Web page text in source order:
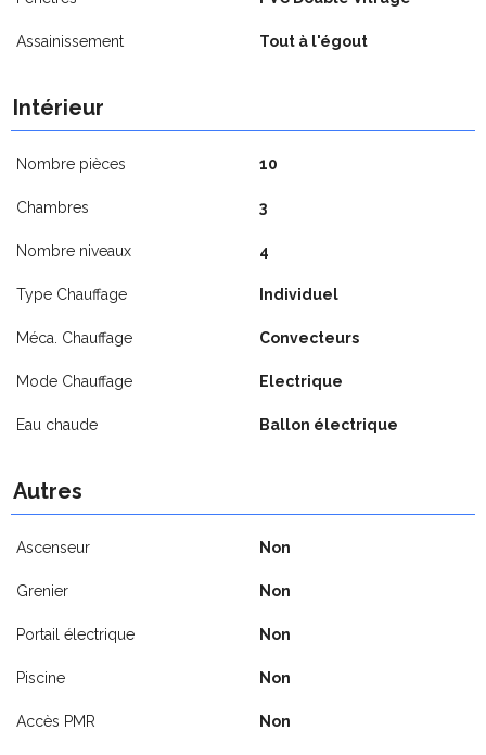
Assainissement Tout à l'égout
Intérieur
Nombre pièces 10
Chambres 3
Nombre niveaux 4
Type Chauffage Individuel
Méca. Chauffage Convecteurs
Mode Chauffage Electrique
Eau chaude Ballon électrique
Autres
Ascenseur Non
Grenier Non
Portail électrique Non
Piscine Non
Accès PMR Non